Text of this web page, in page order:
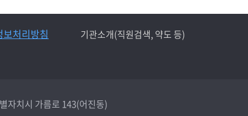
보처리방침
기관소개(직원검색, 약도 등)
자치시 가름로 143(어진동)